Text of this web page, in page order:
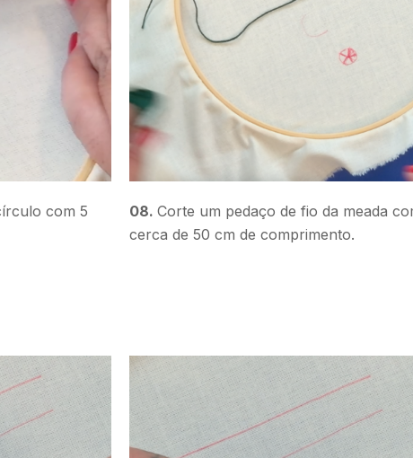
com 5
08.Corte um pedaço de fio da meada
cerca de 50 cm de comprimento.